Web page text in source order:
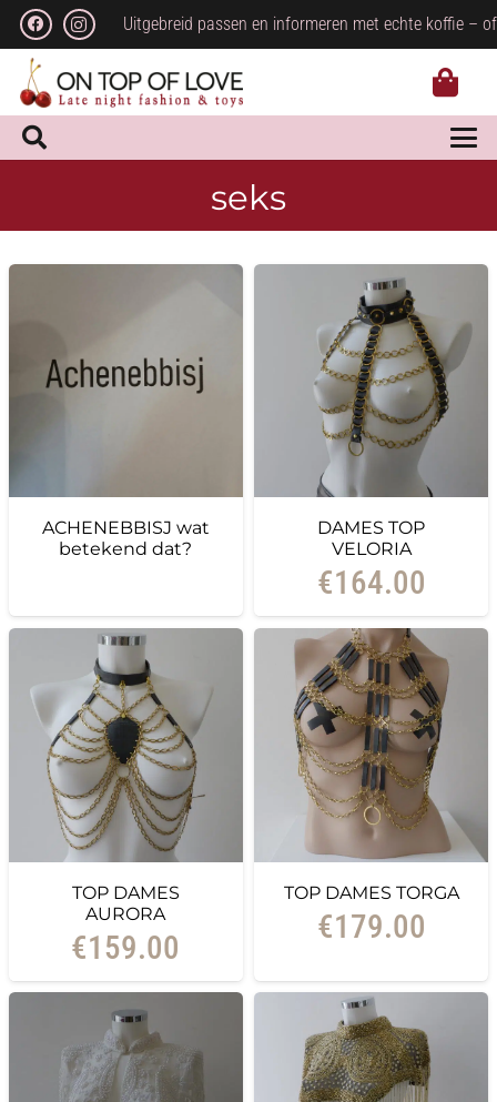
Uitgebreid passen en informeren met echte koffie –
seks
ACHENEBBISJ wat
betekend dat?
DAMES TOP
VELORIA
€164.00
TOP DAMES
AURORA
€159.00
TOP DAMES TORGA
€179.00